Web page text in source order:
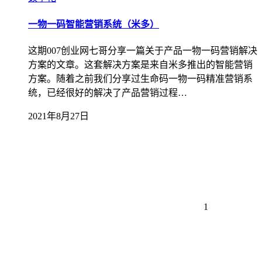
一物一码智能营销系统（米多）
这期007创业网七哥分享一篇关于产品一物一码营销解决
方案的文章。这套解决方案是来自米多推出的智能营销
方案。随着之前我们分享过生命码一物一码精准营销系
统，已经很好的解决了产品营销过程…
2021年8月27日
1